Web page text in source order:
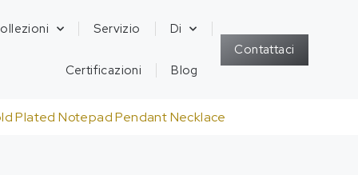
Servizio Di
Certificazioni Blog
Contattaci
Plated Notepad Pendant Necklace